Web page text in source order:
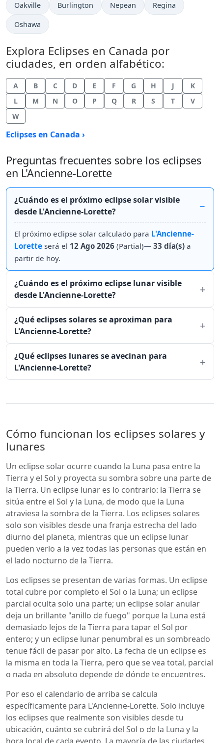
Oakville Burlington Nepean Regina
Oshawa
Explora Eclipses en Canada por
ciudades, en orden alfabético:
A B C D E F G H J
K
L
M N O P Q R S T
V
W
Eclipses en Canada ›
Preguntas frecuentes sobre los eclipses
en L'Ancienne-Lorette
¿Cuándo es el próximo eclipse solar visible
desde L'Ancienne-Lorette?
El próximo eclipse solar calculado para L'Ancienne-
Lorette será el 12 Ago 2026 (Partial)— 33 día(s) a
partir de hoy.
¿Cuándo es el próximo eclipse lunar visible
desde L'Ancienne-Lorette?
¿Qué eclipses solares se aproximan para
L'Ancienne-Lorette?
¿Qué eclipses lunares se avecinan para
L'Ancienne-Lorette?
Cómo funcionan los eclipses solares y
lunares
Un eclipse solar ocurre cuando la Luna pasa entre la
Tierra y el Sol y proyecta su sombra sobre una parte de
la Tierra. Un eclipse lunar es lo contrario: la Tierra se
sitúa entre el Sol y la Luna, de modo que la Luna
atraviesa la sombra de la Tierra. Los eclipses solares
solo son visibles desde una franja estrecha del lado
diurno del planeta, mientras que un eclipse lunar
pueden verlo a la vez todas las personas que están en
el lado nocturno de la Tierra.
Los eclipses se presentan de varias formas. Un eclipse
total cubre por completo el Sol o la Luna; un eclipse
parcial oculta solo una parte; un eclipse solar anular
deja un brillante "anillo de fuego" porque la Luna está
demasiado lejos de la Tierra para tapar el Sol por
entero; y un eclipse lunar penumbral es un sombreado
tenue fácil de pasar por alto. La fecha de un eclipse es
la misma en toda la Tierra, pero que se vea total, parcial
o nada en absoluto depende de dónde te encuentres.
Por eso el calendario de arriba se calcula
específicamente para L'Ancienne-Lorette. Solo incluye
los eclipses que realmente son visibles desde tu
ubicación, cuánto se cubrirá del Sol o de la Luna y la